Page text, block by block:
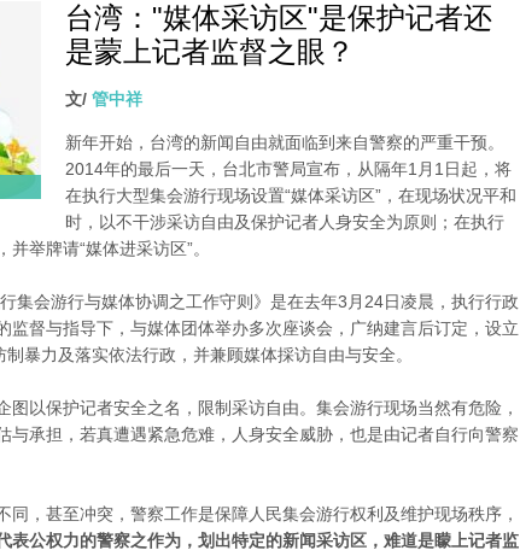
台湾："媒体采访区"是保护记者还
是蒙上记者监督之眼？
文/ 管中祥
新年开始，台湾的新闻自由就面临到来自警察的严重干预。
2014年的最后一天，台北市警局宣布，从隔年1月1日起，将
在执行大型集会游行现场设置“媒体采访区”，在现场状况平和
时，以不干涉采访自由及保护记者人身安全为原则；在执行
举牌请“媒体进采访区”。
集会游行与媒体协调之工作守则》是在去年3月24日凌晨，执行行政
监督与指导下，与媒体团体举办多次座谈会，广纳建言后订定，设立
暴力及落实依法行政，并兼顾媒体採访自由与安全。
以保护记者安全之名，限制采访自由。集会游行现场当然有危险，
与承担，若真遭遇紧急危难，人身安全威胁，也是由记者自行向警察
，甚至冲突，警察工作是保障人民集会游行权利及维护现场秩序，
表公权力的警察之作为，划出特定的新闻采访区，难道是矇上记者监